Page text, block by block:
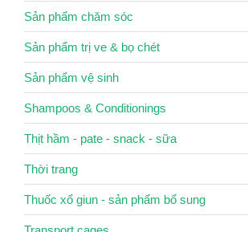
Sản phẩm chăm sóc
Sản phẩm trị ve & bọ chét
Sản phẩm vệ sinh
Shampoos & Conditionings
Thịt hầm - pate - snack - sữa
Thời trang
Thuốc xổ giun - sản phẩm bổ sung